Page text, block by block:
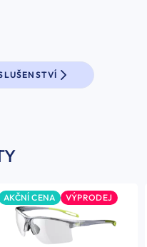
AKČNÍ CENA VÝPRODEJ